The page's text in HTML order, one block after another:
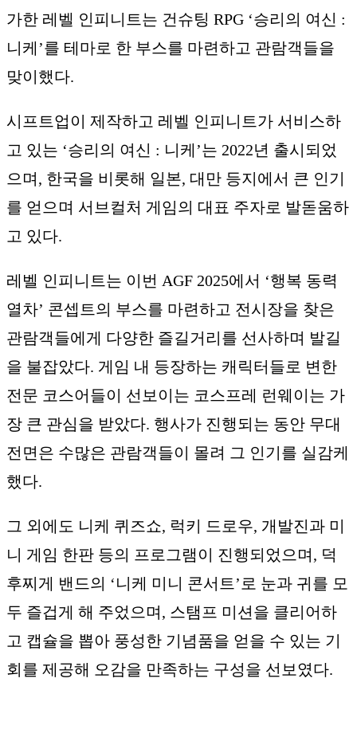
가한 레벨 인피니트는 건슈팅 RPG ‘승리의 여신 :
니케’를 테마로 한 부스를 마련하고 관람객들을
맞이했다.
시프트업이 제작하고 레벨 인피니트가 서비스하
고 있는 ‘승리의 여신 : 니케’는 2022년 출시되었
으며, 한국을 비롯해 일본, 대만 등지에서 큰 인기
를 얻으며 서브컬처 게임의 대표 주자로 발돋움하
고 있다.
레벨 인피니트는 이번 AGF 2025에서 ‘행복 동력
열차’ 콘셉트의 부스를 마련하고 전시장을 찾은
관람객들에게 다양한 즐길거리를 선사하며 발길
을 불잡았다. 게임 내 등장하는 캐릭터들로 변한
전문 코스어들이 선보이는 코스프레 런웨이는 가
장 큰 관심을 받았다. 행사가 진행되는 동안 무대
전면은 수많은 관람객들이 몰려 그 인기를 실감케
했다.
그 외에도 니케 퀴즈쇼, 럭키 드로우, 개발진과 미
니 게임 한판 등의 프로그램이 진행되었으며, 덕
후찌게 밴드의 ‘니케 미니 콘서트’로 눈과 귀를 모
두 즐겁게 해 주었으며, 스탬프 미션을 클리어하
고 캡슐을 뽑아 풍성한 기념품을 얻을 수 있는 기
회를 제공해 오감을 만족하는 구성을 선보였다.